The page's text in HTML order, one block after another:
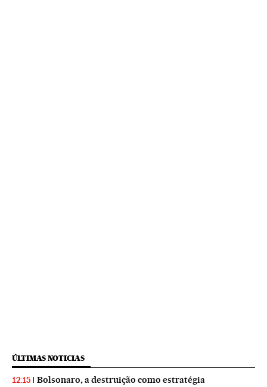
ÚLTIMAS NOTICIAS
12:15 Bolsonaro, a destruição como estratégia